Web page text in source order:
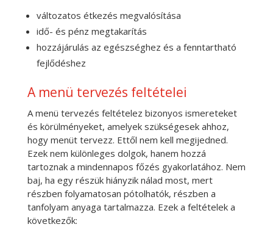
változatos étkezés megvalósítása
idő- és pénz megtakarítás
hozzájárulás az egészséghez és a fenntartható
fejlődéshez
A menü tervezés feltételei
A menü tervezés feltételez bizonyos ismereteket
és körülményeket, amelyek szükségesek ahhoz,
hogy menüt tervezz. Ettől nem kell megijedned.
Ezek nem különleges dolgok, hanem hozzá
tartoznak a mindennapos főzés gyakorlatához. Nem
baj, ha egy részük hiányzik nálad most, mert
részben folyamatosan pótolhatók, részben a
tanfolyam anyaga tartalmazza. Ezek a feltételek a
következők: